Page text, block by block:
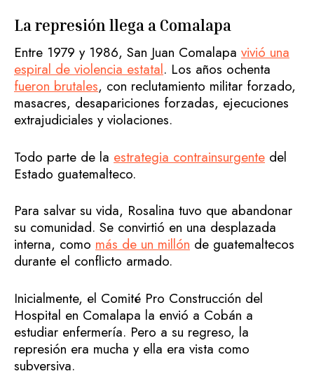
La represión llega a Comalapa
Entre 1979 y 1986, San Juan Comalapa vivió una
espiral de violencia estatal. Los años ochenta
fueron brutales, con reclutamiento militar forzado,
masacres, desapariciones forzadas, ejecuciones
extrajudiciales y violaciones.
Todo parte de la estrategia contrainsurgente del
Estado guatemalteco.
Para salvar su vida, Rosalina tuvo que abandonar
su comunidad. Se convirtió en una desplazada
interna, como más de un millón de guatemaltecos
durante el conflicto armado.
Inicialmente, el Comité Pro Construcción del
Hospital en Comalapa la envió a Cobán a
estudiar enfermería. Pero a su regreso, la
represión era mucha y ella era vista como
subversiva.